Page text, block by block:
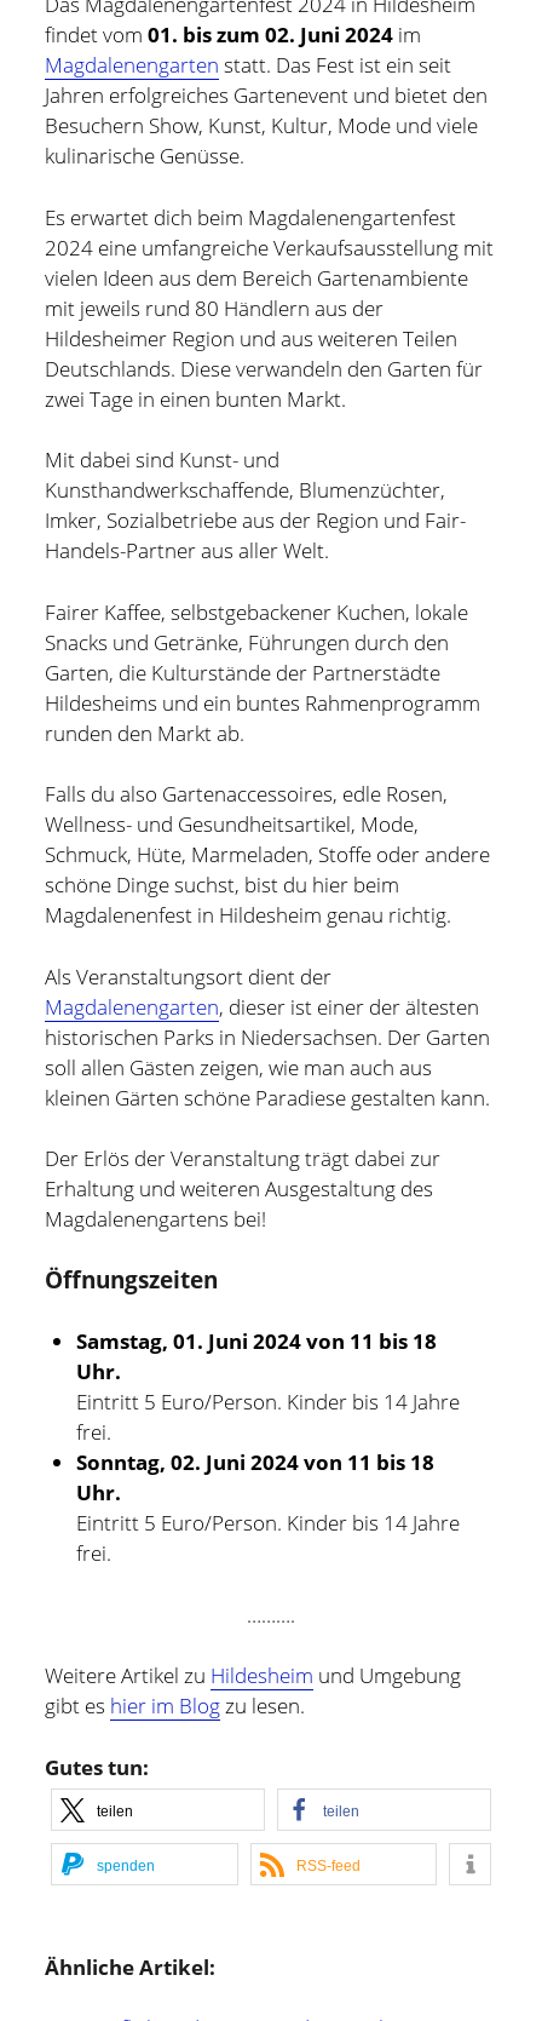
Kontakt
twitter facebooklinkedin pinterestyoutuberss
email- github
paypal
Hildesheim(101)
Infos und Know How(152)
Besondere Orte(48)
Bücher und Magazine(15)
Haus, Wohnung und Garten(17)
Selbstmanagement (28)
Technik(9)
Tools und Tipps(61)
Inlineskaten(103)
Wer schreibt hier?
Holger Modler
Beruflich beschäftige ich mich mit User Experience und
HMI-Design, entwickele Tools für das Projektcontrolling
und bin zur Zeit für Prozesse, Methoden und Tools
GmbH verantwortlich.
In meiner Freizeit bin ich Blogger und Webdesigner und
lesenswerte (Fach-) Bücher und Blogs.
Weitere Infos über mich könnt Ihr gerne auf meiner
"Über mich" Seite
findet vom01. bis zum 02. Juni 2024 im
Magdalenengarten statt. Das Fest ist ein seit
Jahren erfolgreiches Gartenevent und bietet den
Besuchern Show, Kunst, Kultur, Mode und viele
kulinarische Genüsse.
Es erwartet dich beim Magdalenengartenfest
2024 eine umfangreiche Verkaufsausstellung mit
vielen Ideen aus dem Bereich Gartenambiente
mit jeweils rund 80 Händlern aus der
Hildesheimer Region und aus weiteren Teilen
Deutschlands. Diese verwandeln den Garten für
zwei Tage in einen bunten Markt.
Mit dabei sind Kunst- und
Kunsthandwerkschaffende, Blumenzüchter,
Imker, Sozialbetriebe aus der Region und Fair-
Handels-Partner aus aller Welt.
Fairer Kaffee, selbstgebackener Kuchen, lokale
Snacks und Getränke, Führungen durch den
Garten, die Kulturstände der Partnerstädte
Hildesheims und ein buntes Rahmenprogramm
runden den Markt ab.
Falls du also Gartenaccessoires, edle Rosen,
Wellness- und Gesundheitsartikel, Mode,
Schmuck, Hüte, Marmeladen, Stoffe oder andere
schöne Dinge suchst, bist du hier beim
Magdalenenfest in Hildesheim genau richtig.
Als Veranstaltungsort dient der
Magdalenengarten, dieser ist einer der ältesten
historischen Parks in Niedersachsen. Der Garten
soll allen Gästen zeigen, wie man auch aus
kleinen Gärten schöne Paradiese gestalten kann.
Der Erlös der Veranstaltung trägt dabei zur
Erhaltung und weiteren Ausgestaltung des
Magdalenengartens bei!
Öffnungszeiten
Samstag, 01. Juni 2024 von 11 bis 18
Uhr.
Eintritt 5 Euro/Person. Kinder bis 14 Jahre
frei.
Sonntag, 02. Juni 2024 von 11 bis 18
Uhr.
Eintritt 5 Euro/Person. Kinder bis 14 Jahre
frei.
……….
Weitere Artikel zu Hildesheim und Umgebung
gibt es hier im Blogzu lesen.
Gutes tun:
teilen teilen
spenden RSS-feed
Ähnliche Artikel: